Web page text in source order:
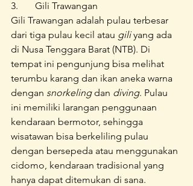
3.	Gili Trawangan
Gili Trawangan adalah pulau terbesar
dari tiga pulau kecil atau gili yang ada
di Nusa Tenggara Barat (NTB). Di
tempat ini pengunjung bisa melihat
terumbu karang dan ikan aneka warna
dengan snorkeling dan diving. Pulau
ini memiliki larangan penggunaan
kendaraan bermotor, sehingga
wisatawan bisa berkeliling pulau
dengan bersepeda atau menggunakan
cidomo, kendaraan tradisional yang
hanya dapat ditemukan di sana.